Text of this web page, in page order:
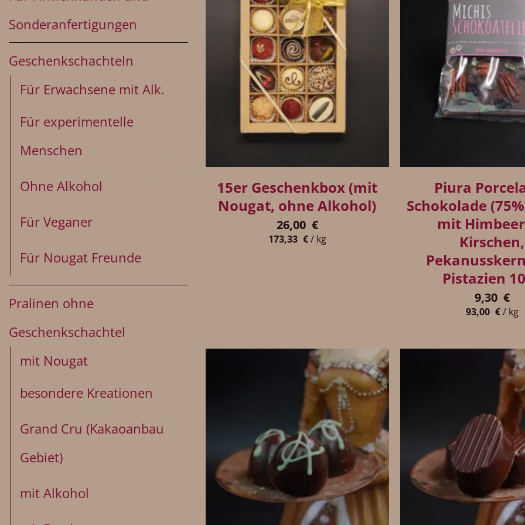
Sonderanfertigungen
Geschenkschachteln
Für Erwachsene mit Alk.
Für experimentelle
Menschen
Ohne Alkohol
Für Veganer
Für Nougat Freunde
Pralinen ohne
Geschenkschachtel
mit Nougat
besondere Kreationen
Grand Cru (Kakaoanbau
Gebiet)
mit Alkohol
15er Geschenkbox (mit
Nougat, ohne Alkohol)
26,00 €
173,33 €/ kg
Piura
Schokolade
mit
Kirschen,
Pistazien
9,30 €
93,00 €/ kg